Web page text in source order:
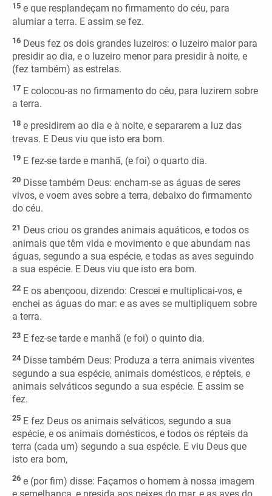
15 e que resplandeçam no firmamento do céu, para
alumiar a terra. E assim se fez.
16 Deus fez os dois grandes luzeiros: o luzeiro maior para
presidir ao dia, e o luzeiro menor para presidir à noite, e
(fez também) as estrelas.
17 E colocou-as no firmamento do céu, para luzirem sobre
a terra.
18 e presidirem ao dia e à noite, e separarem a luz das
trevas. E Deus viu que isto era bom.
19 E fez-se tarde e manhã, (e foi) o quarto dia.
20 Disse também Deus: encham-se as águas de seres
vivos, e voem aves sobre a terra, debaixo do firmamento
do céu.
21 Deus criou os grandes animais aquáticos, e todos os
animais que têm vida e movimento e que abundam nas
águas, segundo a sua espécie, e todas as aves seguindo
a sua espécie. E Deus viu que isto era bom.
22 E os abençoou, dizendo: Crescei e multiplicai-vos, e
enchei as águas do mar: e as aves se multipliquem sobre
a terra.
23 E fez-se tarde e manhã (e foi) o quinto dia.
24 Disse também Deus: Produza a terra animais viventes
segundo a sua espécie, animais domésticos, e répteis, e
animais selváticos segundo a sua espécie. E assim se
fez.
25 E fez Deus os animais selváticos, segundo a sua
espécie, e os animais domésticos, e todos os répteis da
terra (cada um) segundo a sua espécie. E viu Deus que
isto era bom,
26 e (por fim) disse: Façamos o homem à nossa imagem